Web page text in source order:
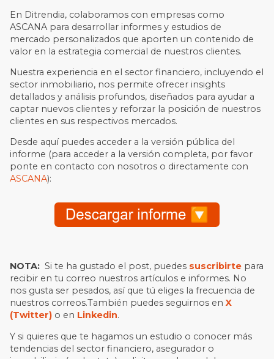
En Ditrendia, colaboramos con empresas como
ASCANA para desarrollar informes y estudios de
mercado personalizados que aporten un contenido de
valor en la estrategia comercial de nuestros clientes.
Nuestra experiencia en el sector financiero, incluyendo el
sector inmobiliario, nos permite ofrecer insights
detallados y análisis profundos, diseñados para ayudar a
captar nuevos clientes y reforzar la posición de nuestros
clientes en sus respectivos mercados.
Desde aquí puedes acceder a la versión pública del
informe (para acceder a la versión completa, por favor
ponte en contacto con nosotros o directamente con
ASCANA):
NOTA: Si te ha gustado el post, puedes suscribirte para
recibir en tu correo nuestros artículos e informes. No
nos gusta ser pesados, así que tú eliges la frecuencia de
nuestros correos.También puedes seguirnos enX
(Twitter) o en Linkedin.
Y si quieres que te hagamos un estudio o conocer más
tendencias del sector financiero, asegurador o